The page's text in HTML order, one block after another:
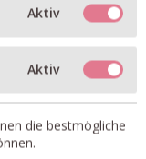
Polyamid, 8%
teilen
Aktiv
Aktiv
die bestmögliche